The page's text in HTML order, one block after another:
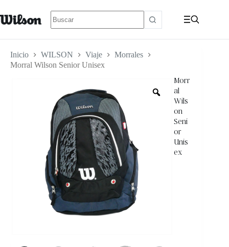
Inicio WILSON Viaje
Morrales
Morral Wilson Senior Unisex
Morr
al
Wils
on
Seni
or
Unis
ex